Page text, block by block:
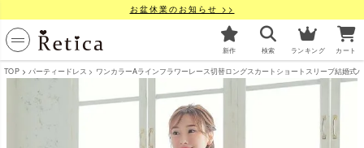
お盆休業のお知らせ >>
新作 検索 ランキング カート
TOP パーティードレス ワンカラーAラインフラワーレース切替ロングスカートショートスリーブ結婚式